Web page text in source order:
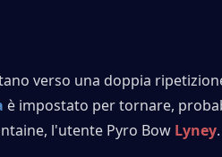
verso una doppia
è impostato per tornare,
l'utente Pyro Bow Lyney.